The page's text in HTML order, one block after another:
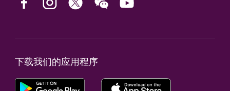
下载我们的应用程序